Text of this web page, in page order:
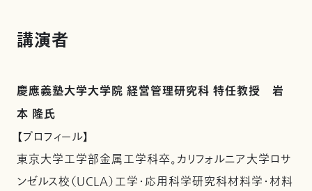
講演者
慶應義塾大学大学院 経営管理研究科 特任教授 岩
本 隆氏
【プロフィール】
東京大学工学部金属工学科卒。カリフォルニア大学ロサ
ンゼルス校（UCLA）工学・応用科学研究科材料学・材料